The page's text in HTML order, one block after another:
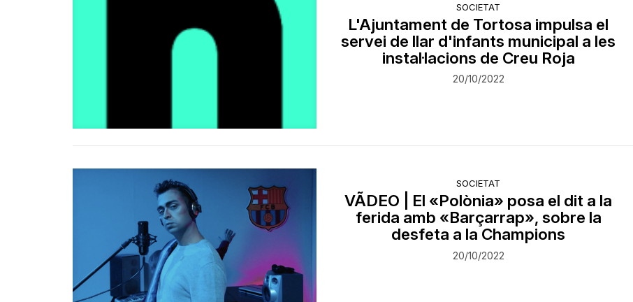
SOCIETAT
L'Ajuntament de Tortosa impulsa el
servei de llar d'infants municipal a les
instal·lacions de Creu Roja
20/10/2022
SOCIETAT
VÃDEO | El «Polònia» posa el dit a la
ferida amb «Barçarrap», sobre la
desfeta a la Champions
20/10/2022